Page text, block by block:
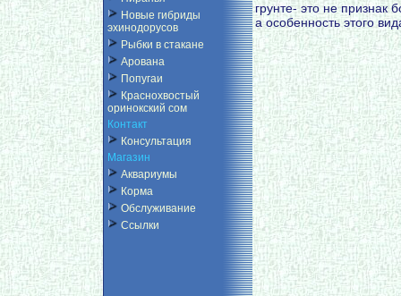
Новые гибриды
эхинодорусов
Рыбки в стакане
Арована
Попугаи
Краснохвостый
оринокский сом
Контакт
Консультация
Магазин
Аквариумы
Корма
Обслуживание
Ссылки
грунте- это не признак
а особенность этого